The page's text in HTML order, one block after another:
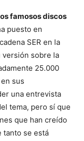
famosos discos
puesto en
SER en la
versión sobre la
25.000
sus
una entrevista
tema, pero sí que
que han creído
tanto se está